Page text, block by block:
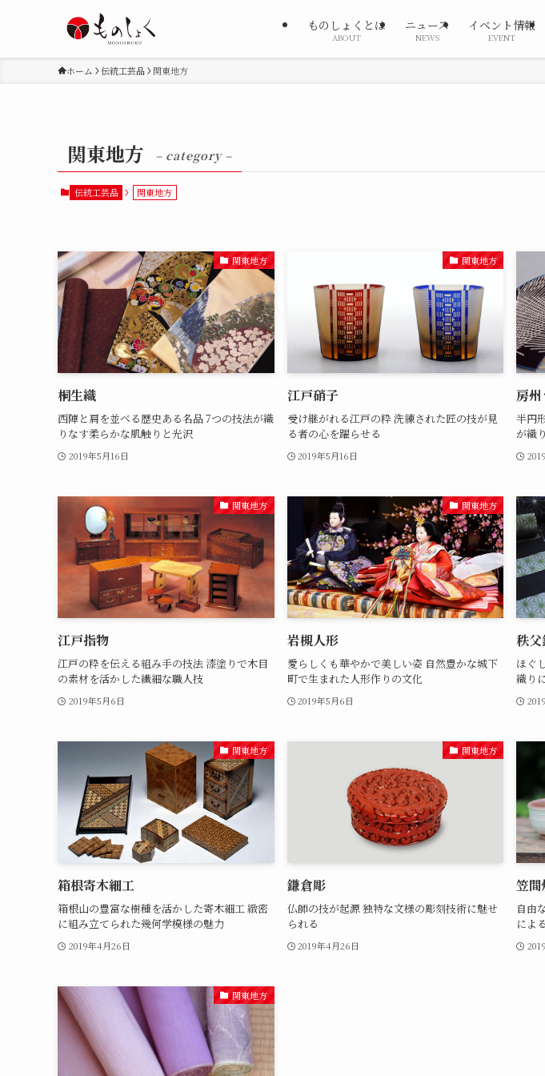
ものしょくとは
ABOUT
ニュース
NEWS
イベント情報
EVENT
ホーム 伝統工芸品 関東地方
関東地方 – category –
伝統工芸品 関東地方
関東地方
桐生織
西陣と肩を並べる歴史ある名品 7つの技法が織
りなす柔らかな肌触りと光沢
2019年5月16日
関東地方
江戸硝子
受け継がれる江戸の粋 洗練された匠の技が見
る者の心を躍らせる
2019年5月16日
房
半円
が織
関東地方
江戸指物
江戸の粋を伝える組み手の技法 漆塗りで木目
の素材を活かした繊細な職人技
2019年5月6日
関東地方
岩槻人形
愛らしくも華やかで美しい姿 自然豊かな城下
町で生まれた人形作りの文化
2019年5月6日
秩
ほぐ
織り
関東地方
箱根寄木細工
箱根山の豊富な樹種を活かした寄木細工 緻密
に組み立てられた幾何学模様の魅力
2019年4月26日
関東地方
鎌倉彫
仏師の技が起源 独特な文様の彫刻技術に魅せ
られる
2019年4月26日
笠
自由
によ
関東地方